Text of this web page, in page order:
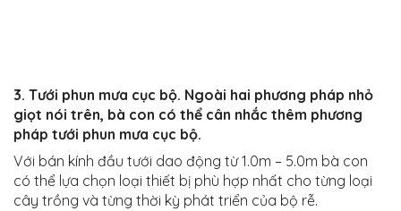
3. Tưới phun mưa cục bộ. Ngoài hai phương pháp nhỏ
giọt nói trên, bà con có thể cân nhắc thêm phương
pháp tưới phun mưa cục bộ.
Với bán kính đầu tưới dao động từ 1.0m – 5.0m bà con
có thể lựa chọn loại thiết bị phù hợp nhất cho từng loại
cây trồng và từng thời kỳ phát triển của bộ rễ.